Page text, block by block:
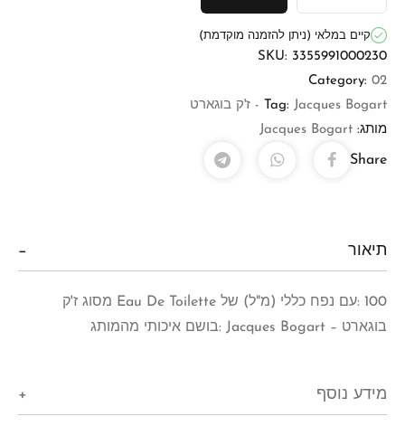
קיים במלאי (ניתן להזמנה מוקדמת)
SKU: 3355991000230
Category: 02
Tag: Jacques Bogart - ז'ק בוגארט
מותג: Jacques Bogart
Share
תיאור
100 :עם נפח כללי (מ"ל) של Eau De Toilette מסוג ז'ק
בוגארט – Jacques Bogart :בושם איכותי מהמותג
מידע נוסף